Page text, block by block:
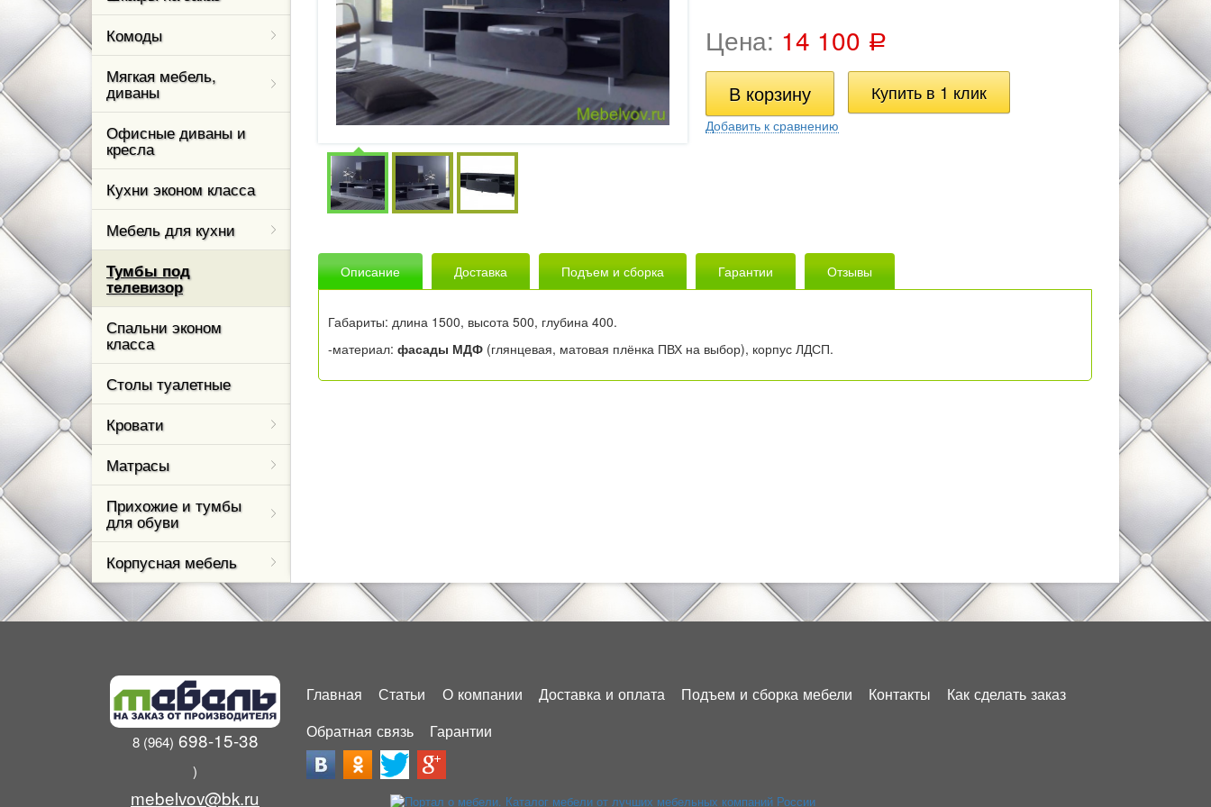
Стенки для гостиной
Модерн
Назад
Столы письменные
Назад
Шкафы распашные
Комоды
Комоды угловые
Комоды с фасадами
из МДФ
Назад
Мягкая мебель,
диваны
Диваны из экокожи
Диваны серии
Премиум
Диваны аккордеоны
Назад
Офисные диваны и
кресла
Кухни эконом класса
Мебель для кухни
Тумбы под
телевизор
Спальни эконом
класса
Столы туалетные
Кровати
Назад
Матрасы
Прихожие и тумбы
для обуви
ТЭКС
Прихожие фабрики
Тумбы для обуви
Назад
Корпусная мебель
Цена: 14 100 Р
Добавить к сравнению
Описание Доставка Подъем и сборка Гарантии Отзывы
Габариты: длина 1500, высота 500, глубина 400.
-материал: фасады МДФ (глянцевая, матовая плёнка ПВХ на выбор), корпус ЛДСП.
8 (964) 698-15-38
)
mebelvov@bk.ru
Главная Статьи О компании Доставка и оплата Подъем и сборка мебели Контакты
Как сделать заказ
Обратная связь
Гарантии